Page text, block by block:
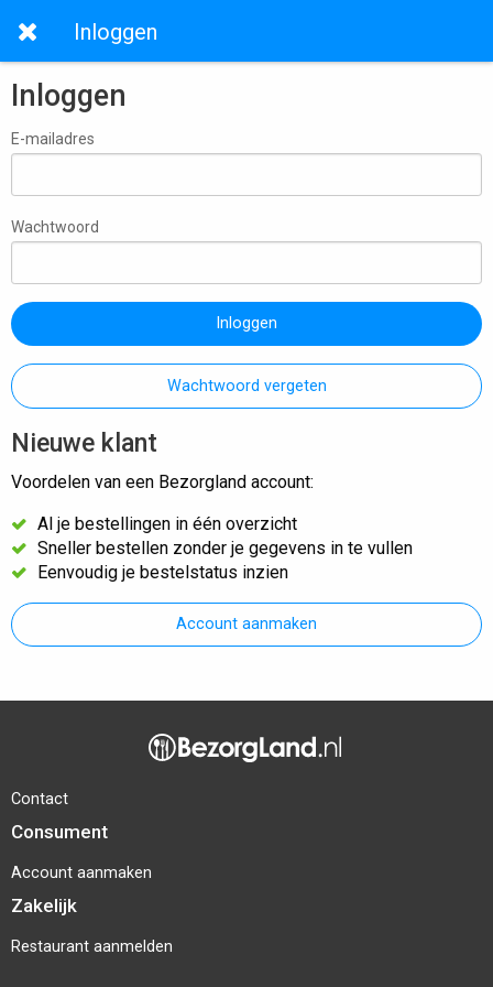
Inloggen
Inloggen
E-mailadres
Wachtwoord
Inloggen
Wachtwoord vergeten
Nieuwe klant
Voordelen van een Bezorgland account:
Al je bestellingen in één overzicht
Sneller bestellen zonder je gegevens in te vullen
Eenvoudig je bestelstatus inzien
Account aanmaken
Contact
Consument
Account aanmaken
Zakelijk
Restaurant aanmelden